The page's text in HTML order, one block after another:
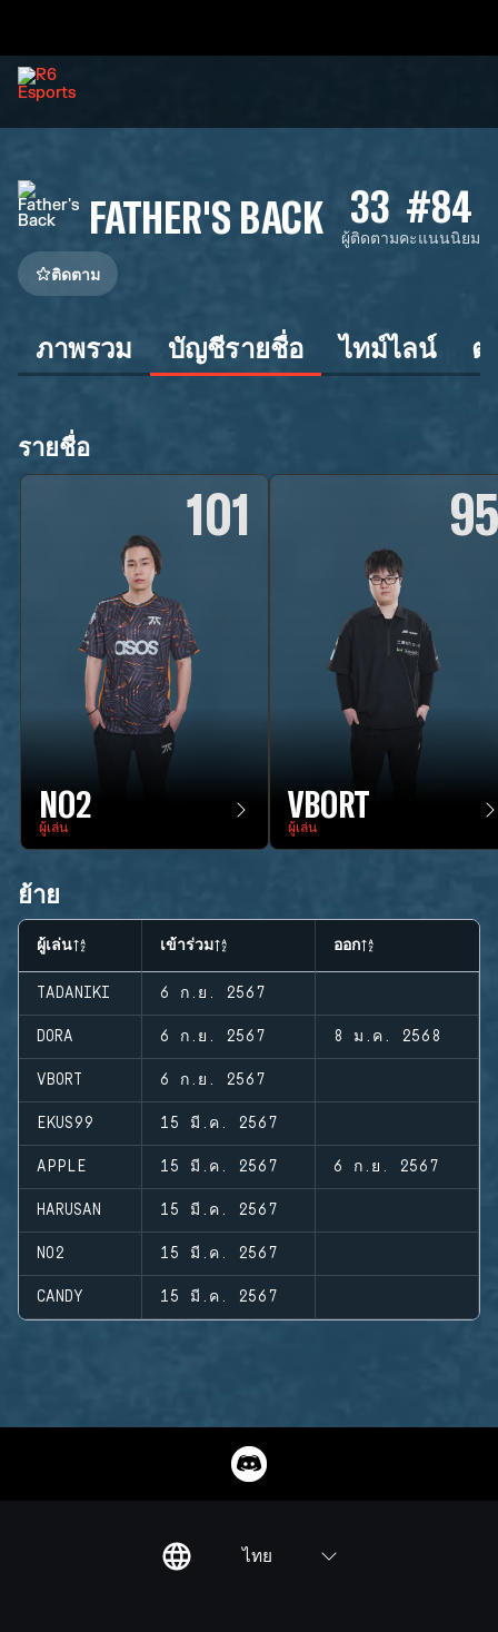
FATHER'S BACK 33
ผู้ติดตาม
#84
คะแนนนิยม
ติดตาม
ภาพรวม บัญชีรายชื่อ ไทม์ไลน์ ต
รายชื่อ
101
NO2
ผู้เล่น
95
VBORT
ผู้เล่น
ย้าย
ผู้เล่น เข้าร่วม ออก
TADANIKI 6 ก.ย. 2567
DORA 6 ก.ย. 2567 8 ม.ค. 2568
VBORT 6 ก.ย. 2567
EKUS99 15 มี.ค. 2567
APPLE 15 มี.ค. 2567 6 ก.ย. 2567
HARUSAN 15 มี.ค. 2567
NO2 15 มี.ค. 2567
CANDY 15 มี.ค. 2567
ไทย